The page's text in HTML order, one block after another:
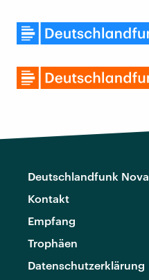
Deutschlandfunk Nova
Kontakt
Empfang
Trophäen
Datenschutzerklärung